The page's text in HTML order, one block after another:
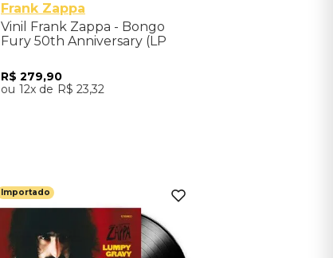
Frank Zappa
Vinil Frank Zappa - Bongo
Fury 50th Anniversary (LP
Importado
R$ 279,90
12
R$ 23,32
Importado